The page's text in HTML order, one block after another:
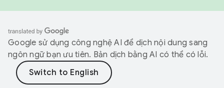
Google sử dụng công nghệ AI để dịch nội dung sang
ngôn ngữ bạn ưu tiên. Bản dịch bằng AI có thể có lỗi.